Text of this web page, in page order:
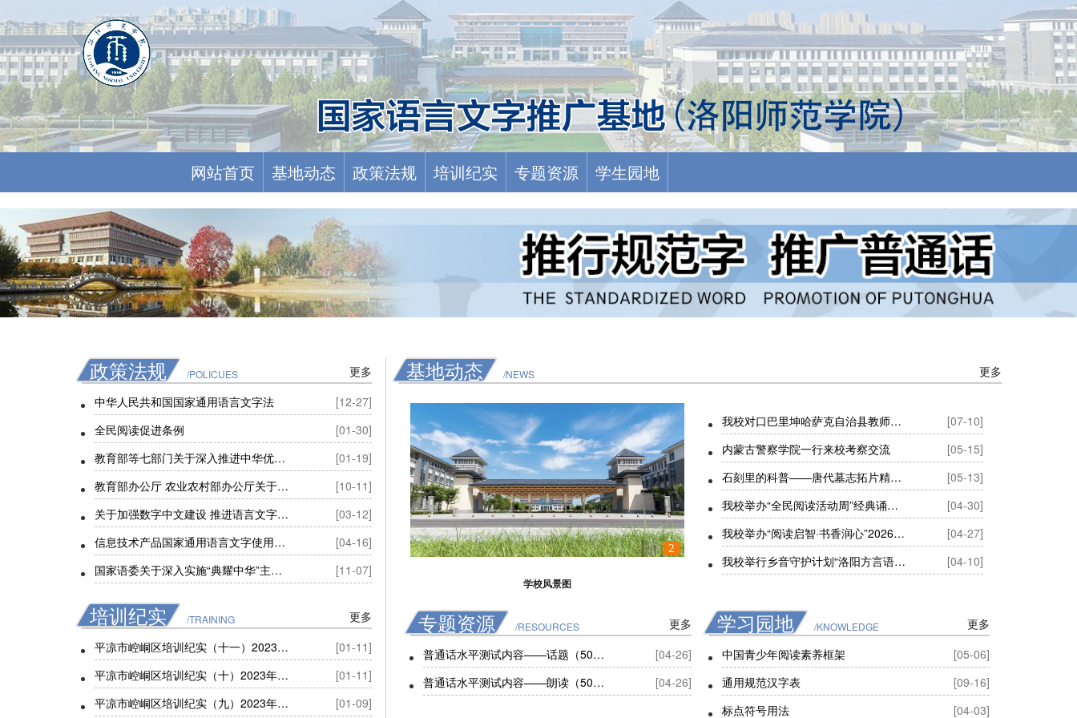
网站首页 基地动态 政策法规 培训纪实 专题资源 学生园地
政策法规 /POLICUES
更多
中华人民共和国国家通用语言文字法
[12-27]
全民阅读促进条例
[01-30]
教育部等七部门关于深入推进中华优秀语言文化传承发展 提高全民语言文化素养的意见
[01-19]
教育部办公厅 农业农村部办公厅关于印发 《乡村语言文字高质量发展建设指南》的通知
[10-11]
关于加强数字中文建设 推进语言文字信息化发展的意见
[03-12]
信息技术产品国家通用语言文字使用管理规定
[04-16]
国家语委关于深入实施“典耀中华”主题读书行动的指导意见
[11-07]
培训纪实 /TRAINING
更多
平凉市崆峒区培训纪实（十一）2023年“童语同音”计划师资培训训后活
[01-11]
平凉市崆峒区培训纪实（十）2023年“童语同音”计划师资培训训后活动
[01-11]
平凉市崆峒区培训纪实（九）2023年“童语同音”计划师资培训训后活动
[01-09]
基地动态 /NEWS 更多
1 2
学校风景图
我校对口巴里坤哈萨克自治县教师国家通用语言文字能力提升培训举行
[07-10]
内蒙古警察学院一行来校考察交流
[05-15]
石刻里的科普——唐代墓志拓片精品展在洛阳市图书馆开幕
[05-13]
我校举办“全民阅读活动周”经典诵读展演活动
[04-30]
我校举办“阅读启智·书香润心”2026年阅读推广系列活动启动仪式
[04-27]
我校举行乡音守护计划“洛阳方言语音采集工程”启动仪式
[04-10]
专题资源 /RESOURCES
更多
普通话水平测试内容——话题（50例）
[04-26]
普通话水平测试内容——朗读（50篇）
[04-26]
学习园地 /KNOWLEDGE
更多
中国青少年阅读素养框架
[05-06]
通用规范汉字表
[09-16]
标点符号用法
[04-03]